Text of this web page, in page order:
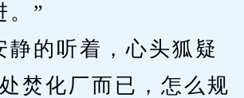
。”
的听着，心头狐疑
焚化厂而已，怎么规